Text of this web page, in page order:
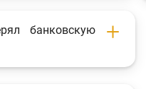
банковскую